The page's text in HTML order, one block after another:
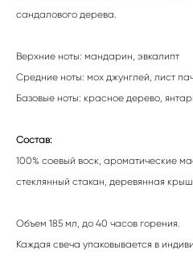
сандалового дерева.
Верхние ноты: мандарин, эвкалипт
Средние ноты: мох джунглей, лист
Базовые ноты: красное дерево,
Состав:
100% соевый воск, ароматические
стеклянный стакан, деревянная
Объем 185 мл, до 40 часов горения.
Каждая свеча упаковывается в